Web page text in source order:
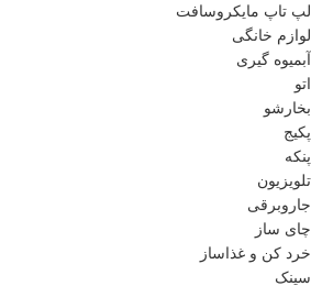
لپ تاپ مایکروسافت
لوازم خانگی
آبمیوه گیری
اتو
بخارشو
پکیج
پنکه
تلویزیون
جاروبرقی
چای ساز
خرد کن و غذاساز
سینک